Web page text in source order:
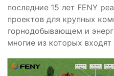
последние 15 лет FENY
проектов для крупных
горнодобывающем и
многие из которых